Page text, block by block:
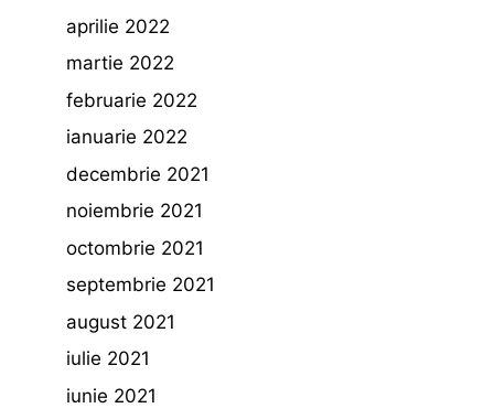
aprilie 2022
martie 2022
februarie 2022
ianuarie 2022
decembrie 2021
noiembrie 2021
octombrie 2021
septembrie 2021
august 2021
iulie 2021
iunie 2021